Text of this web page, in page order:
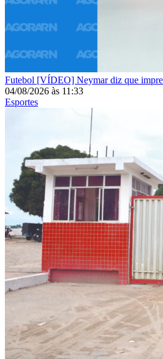
Futebol [VÍDEO] Neymar diz que
04/08/2026 às 11:33
Esportes